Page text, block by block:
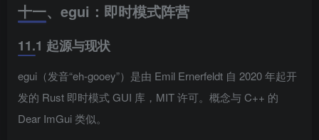
十一、egui：即时模式阵营
11.1 起源与现状
egui（发音“eh-gooey”）是由 Emil Ernerfeldt 自 2020 年起开
发的 Rust 即时模式 GUI 库，MIT 许可。概念与 C++ 的
Dear ImGui 类似。